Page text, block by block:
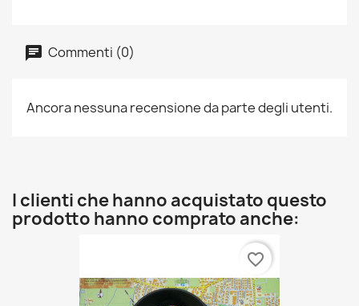
Commenti (0)
Ancora nessuna recensione da parte degli utenti.
I clienti che hanno acquistato questo
prodotto hanno comprato anche:
favorite_border